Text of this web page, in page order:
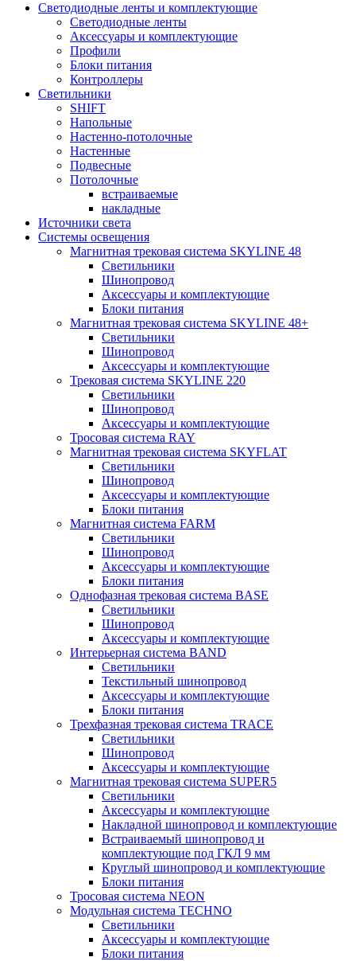
Светодиодные ленты и комплектующие
Светодиодные ленты
Аксессуары и комплектующие
Профили
Блоки питания
Контроллеры
Светильники
SHIFT
Напольные
Настенно-потолочные
Настенные
Подвесные
Потолочные
встраиваемые
накладные
Источники света
Системы освещения
Магнитная трековая система SKYLINE 48
Светильники
Шинопровод
Аксессуары и комплектующие
Блоки питания
Магнитная трековая система SKYLINE 48+
Светильники
Шинопровод
Аксессуары и комплектующие
Трековая система SKYLINE 220
Светильники
Шинопровод
Аксессуары и комплектующие
Тросовая система RAY
Магнитная трековая система SKYFLAT
Светильники
Шинопровод
Аксессуары и комплектующие
Блоки питания
Магнитная система FARM
Светильники
Шинопровод
Аксессуары и комплектующие
Блоки питания
Однофазная трековая система BASE
Светильники
Шинопровод
Аксессуары и комплектующие
Интерьерная система BAND
Светильники
Текстильный шинопровод
Аксессуары и комплектующие
Блоки питания
Трехфазная трековая система TRACE
Светильники
Шинопровод
Аксессуары и комплектующие
Магнитная трековая система SUPER5
Светильники
Аксессуары и комплектующие
Накладной шинопровод и комплектующие
Встраиваемый шинопровод и
комплектующие под ГКЛ 9 мм
Круглый шинопровод и комплектующие
Блоки питания
Тросовая система NEON
Модульная система TECHNO
Светильники
Аксессуары и комплектующие
Блоки питания